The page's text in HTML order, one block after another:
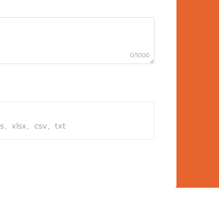
0/1000
xlsx、csv、txt